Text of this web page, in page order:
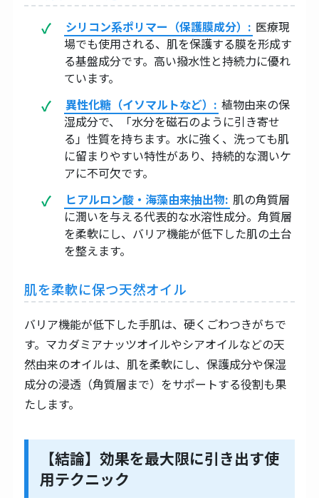
シリコン系ポリマー（保護膜成分）: 医療現
場でも使用される、肌を保護する膜を形成す
る基盤成分です。高い撥水性と持続力に優れ
ています。
異性化糖（イソマルトなど）: 植物由来の保
湿成分で、「水分を磁石のように引き寄せ
る」性質を持ちます。水に強く、洗っても肌
に留まりやすい特性があり、持続的な潤いケ
アに不可欠です。
ヒアルロン酸・海藻由来抽出物: 肌の角質層
に潤いを与える代表的な水溶性成分。角質層
を柔軟にし、バリア機能が低下した肌の土台
を整えます。
肌を柔軟に保つ天然オイル
バリア機能が低下した手肌は、硬くごわつきがちで
す。マカダミアナッツオイルやシアオイルなどの天
然由来のオイルは、肌を柔軟にし、保護成分や保湿
成分の浸透（角質層まで）をサポートする役割も果
たします。
【結論】効果を最大限に引き出す使
用テクニック